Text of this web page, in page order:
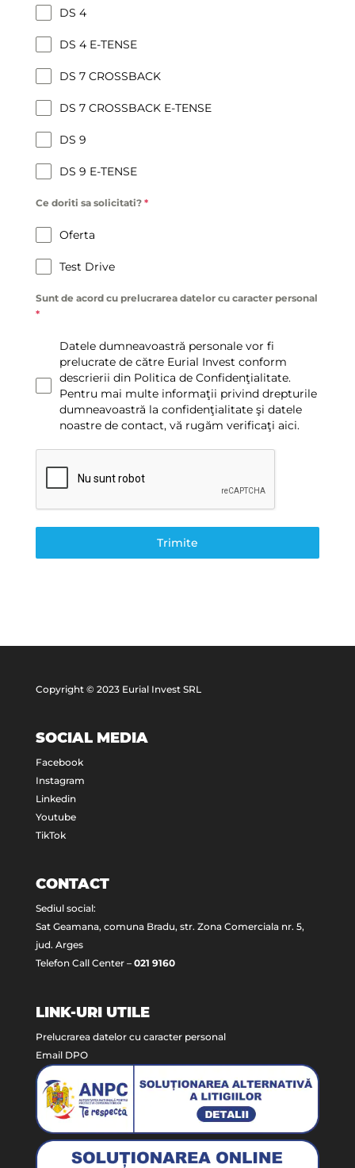
DS 4
DS 4 E-TENSE
DS 7 CROSSBACK
DS 7 CROSSBACK E-TENSE
DS 9
DS 9 E-TENSE
Ce doriti sa solicitati? *
Oferta
Test Drive
Sunt de acord cu prelucrarea datelor cu caracter personal
*
Datele dumneavoastră personale vor fi
prelucrate de către Eurial Invest conform
descrierii din Politica de Confidenţialitate.
Pentru mai multe informaţii privind drepturile
dumneavoastră la confidenţialitate şi datele
noastre de contact, vă rugăm verificaţi aici.
Trimite
Copyright © 2023 Eurial Invest SRL
SOCIAL MEDIA
Facebook
Instagram
Linkedin
Youtube
TikTok
CONTACT
Sediul social:
Sat Geamana, comuna Bradu, str. Zona Comerciala nr. 5,
jud. Arges
Telefon Call Center – 021 9160
LINK-URI UTILE
Prelucrarea datelor cu caracter personal
Email DPO